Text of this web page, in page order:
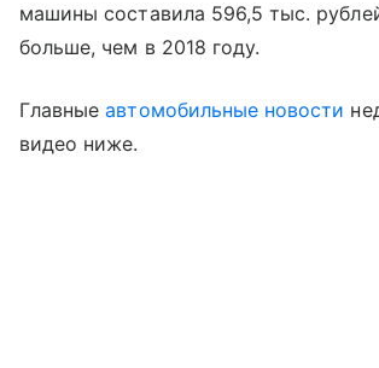
машины составила 596,5 тыс.
больше, чем в 2018 году.
Главныеавтомобильные новости
видео ниже.